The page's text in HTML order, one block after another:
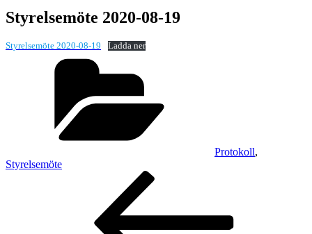
Styrelsemöte 2020-08-19
Styrelsemöte 2020-08-19 Ladda ner
Protokoll,
Styrelsemöte
Inläggsnavigering